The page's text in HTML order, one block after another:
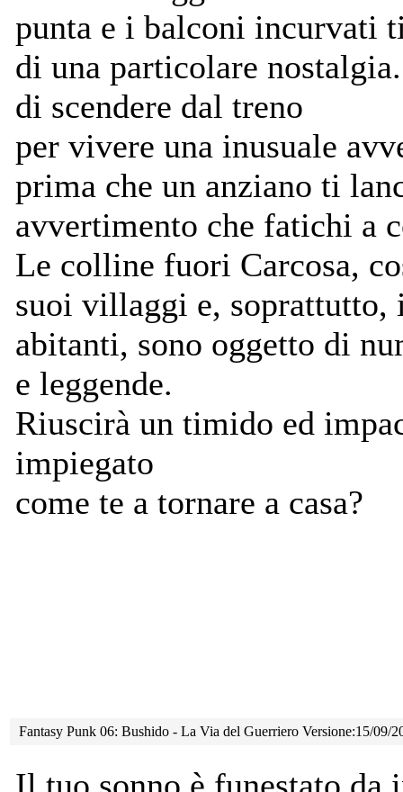
punta e i balconi incurvati
di una particolare
di scendere dal treno
per vivere una inusuale
prima che un anziano ti
avvertimento che fatichi a
Le colline fuori Carcosa,
suoi villaggi e, soprattutto,
abitanti, sono oggetto di
e leggende.
Riuscirà un timido ed
impiegato
come te a tornare a casa?
Fantasy Punk 06: Bushido - La Via del Guerriero Versione:15/09/